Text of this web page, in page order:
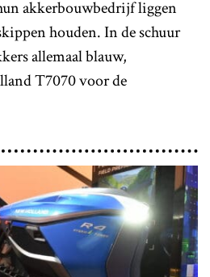
akkerbouwbedrijf liggen
houden. In de schuur
allemaal blauw,
T7070 voor de